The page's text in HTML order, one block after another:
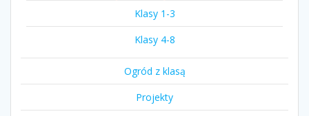
Klasy 1-3
Klasy 4-8
Ogród z klasą
Projekty